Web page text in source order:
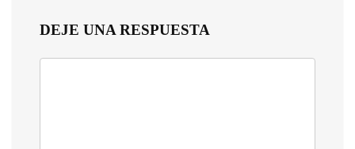
DEJE UNA RESPUESTA